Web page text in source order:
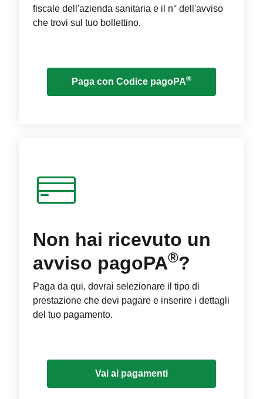
fiscale dell'azienda sanitaria e il n° dell'avviso
che trovi sul tuo bollettino.
Paga con Codice pagoPA®
Non hai ricevuto un
avviso pagoPA®?
Paga da qui, dovrai selezionare il tipo di
prestazione che devi pagare e inserire i dettagli
del tuo pagamento.
Vai ai pagamenti